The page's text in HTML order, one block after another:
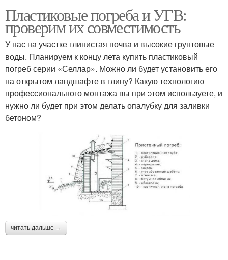
Пластиковые погреба и УГВ:
проверим их совместимость
У нас на участке глинистая почва и высокие грунтовые
воды. Планируем к концу лета купить пластиковый
погреб серии «Селлар». Можно ли будет установить его
на открытом ландшафте в глину? Какую технологию
профессионального монтажа вы при этом используете, и
нужно ли будет при этом делать опалубку для заливки
бетоном?
читать дальше →